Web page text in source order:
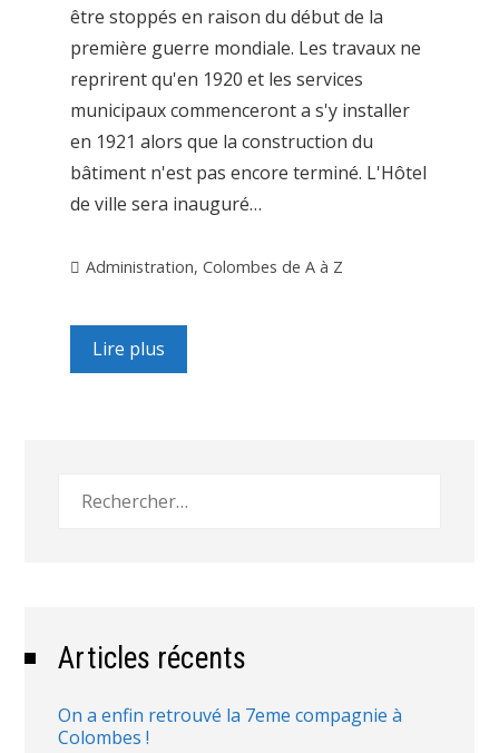
être stoppés en raison du début de la
première guerre mondiale. Les travaux ne
reprirent qu'en 1920 et les services
municipaux commenceront a s'y installer
en 1921 alors que la construction du
bâtiment n'est pas encore terminé. L'Hôtel
de ville sera inauguré…
Administration, Colombes de A à Z
Lire plus
Rechercher :
Articles récents
On a enfin retrouvé la 7eme compagnie à
Colombes !